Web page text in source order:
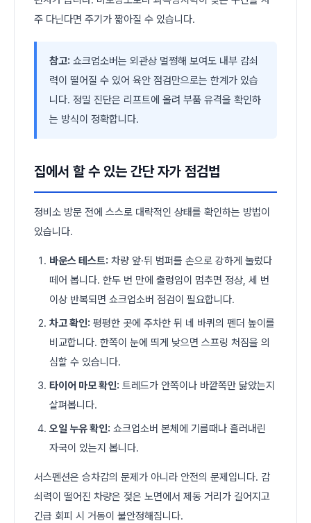
주 다닌다면 주기가 짧아질 수 있습니다.
참고: 쇼크업소버는 외관상 멀쩡해 보여도 내부 감쇠
력이 떨어질 수 있어 육안 점검만으로는 한계가 있습
니다. 정밀 진단은 리프트에 올려 부품 유격을 확인하
는 방식이 정확합니다.
집에서 할 수 있는 간단 자가 점검법
정비소 방문 전에 스스로 대략적인 상태를 확인하는 방법이
있습니다.
바운스 테스트: 차량 앞·뒤 범퍼를 손으로 강하게 눌렀다
떼어 봅니다. 한두 번 만에 출렁임이 멈추면 정상, 세 번
이상 반복되면 쇼크업소버 점검이 필요합니다.
차고 확인: 평평한 곳에 주차한 뒤 네 바퀴의 펜더 높이를
비교합니다. 한쪽이 눈에 띄게 낮으면 스프링 처짐을 의
심할 수 있습니다.
타이어 마모 확인: 트레드가 안쪽이나 바깥쪽만 닳았는지
살펴봅니다.
오일 누유 확인: 쇼크업소버 본체에 기름때나 흘러내린
자국이 있는지 봅니다.
서스펜션은 승차감의 문제가 아니라 안전의 문제입니다. 감
쇠력이 떨어진 차량은 젖은 노면에서 제동 거리가 길어지고
긴급 회피 시 거동이 불안정해집니다.